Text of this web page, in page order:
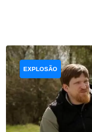
EXPLOSÃO